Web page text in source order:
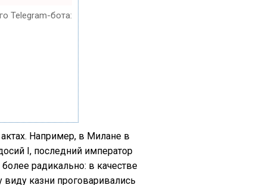
Telegram-бота:
Например, в Милане в
I, последний император
радикально: в качестве
казни проговаривались